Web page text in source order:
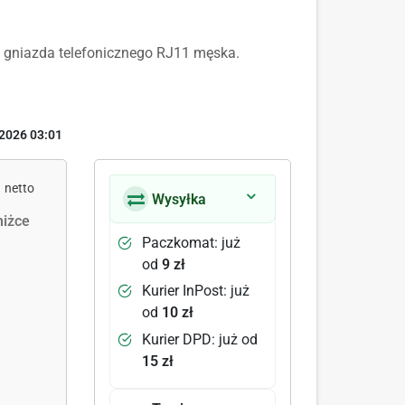
gniazda telefonicznego RJ11 męska.
03:01
netto
Wysyłka
Paczkomat: już
od9 zł
Kurier InPost: już
od 10 zł
Kurier DPD: już od
15 zł